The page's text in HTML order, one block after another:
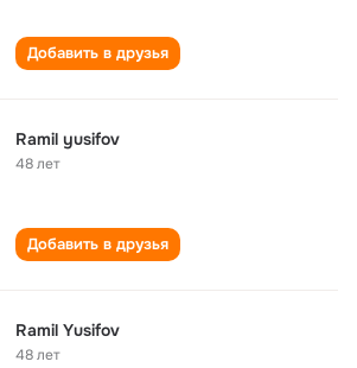
Добавить в друзья
Ramil yusifov
48 лет
Добавить в друзья
Ramil Yusifov
48 лет